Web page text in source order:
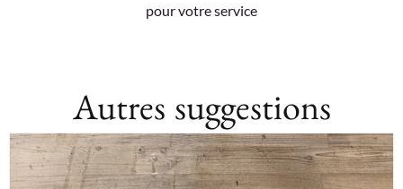
pour votre service
Autres suggestions